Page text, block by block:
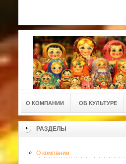
О КОМПАНИИ ОБ КУЛЬТУРЕ
РАЗДЕЛЫ
О компании